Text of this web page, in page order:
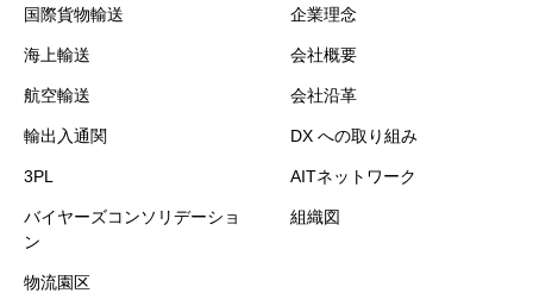
国際貨物輸送
海上輸送
航空輸送
輸出入通関
3PL
バイヤーズコンソリデーショ
ン
物流園区
企業理念
会社概要
会社沿革
DX への取り組み
AITネットワーク
組織図